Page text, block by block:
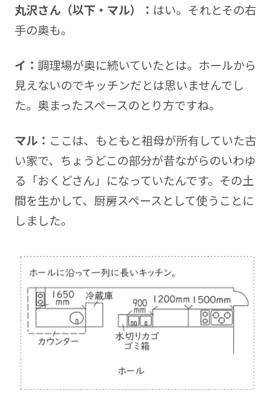
丸沢さん（以下・マル）： はい。それとその右
手の奥も。
イ： 調理場が奥に続いていたとは。ホールから
見えないのでキッチンだとは思いませんでし
た。奥まったスペースのとり方ですね。
マル： ここは、もともと祖母が所有していた古
い家で、ちょうどこの部分が昔ながらのいわゆ
る「おくどさん」になっていたんです。その土
間を生かして、厨房スペースとして使うことに
しました。